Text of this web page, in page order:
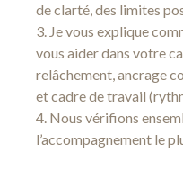
de clarté, des limites
Je vous explique
vous aider dans votre
relâchement, ancrage
et cadre de travail
Nous vérifions
l’accompagnement le